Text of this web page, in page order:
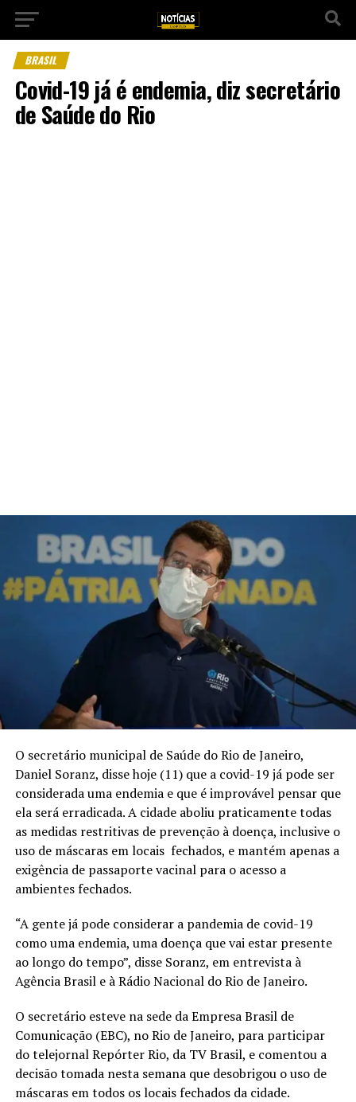
BRASIL
Covid-19 já é endemia, diz secretário
de Saúde do Rio
O secretário municipal de Saúde do Rio de Janeiro,
Daniel Soranz, disse hoje (11) que a covid-19 já pode ser
considerada uma endemia e que é improvável pensar que
ela será erradicada. A cidade aboliu praticamente todas
as medidas restritivas de prevenção à doença, inclusive o
uso de máscaras em locais fechados, e mantém apenas a
exigência de passaporte vacinal para o acesso a
ambientes fechados.
“A gente já pode considerar a pandemia de covid-19
como uma endemia, uma doença que vai estar presente
ao longo do tempo”, disse Soranz, em entrevista à
Agência Brasil e à Rádio Nacional do Rio de Janeiro.
O secretário esteve na sede da Empresa Brasil de
Comunicação (EBC), no Rio de Janeiro, para participar
do telejornal Repórter Rio, da TV Brasil, e comentou a
decisão tomada nesta semana que desobrigou o uso de
máscaras em todos os locais fechados da cidade.